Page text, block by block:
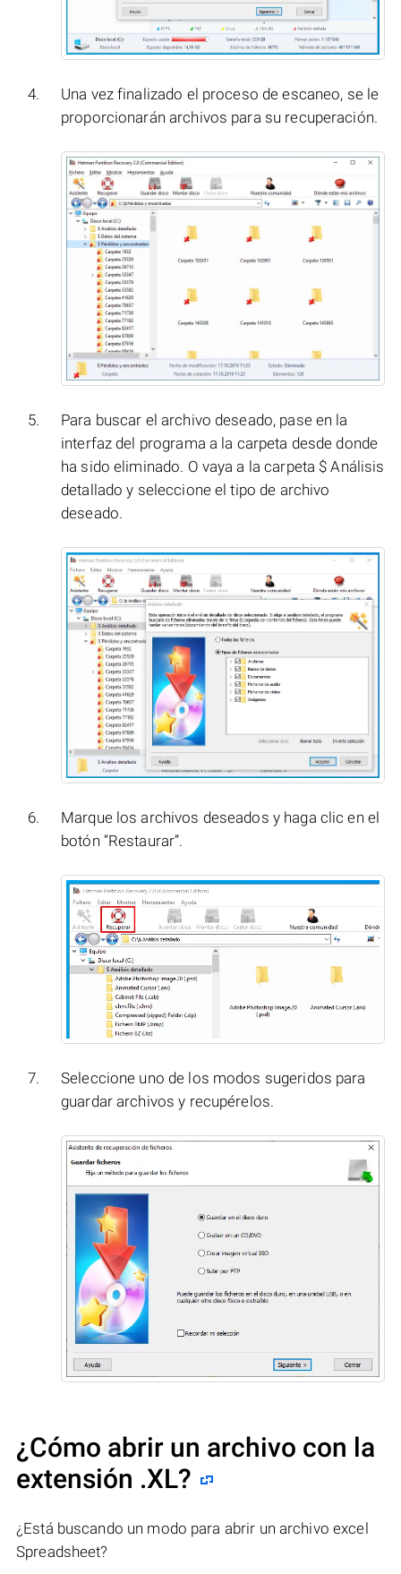
Una vez finalizado el proceso de escaneo, se le
proporcionarán archivos para su recuperación.
Para buscar el archivo deseado, pase en la
interfaz del programa a la carpeta desde donde
ha sido eliminado. O vaya a la carpeta $ Análisis
detallado y seleccione el tipo de archivo
deseado.
Marque los archivos deseados y haga clic en el
botón “Restaurar”.
Seleccione uno de los modos sugeridos para
guardar archivos y recupérelos.
¿Cómo abrir un archivo con la
extensión .XL?
¿Está buscando un modo para abrir un archivo excel
Spreadsheet?